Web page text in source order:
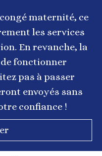
maternité, ce
les services
En revanche, la
fonctionner
pas à passer
envoyés sans
confiance !